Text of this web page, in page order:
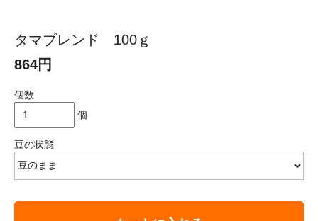
タマブレンド 100ｇ
864円
個数
個
豆の状態